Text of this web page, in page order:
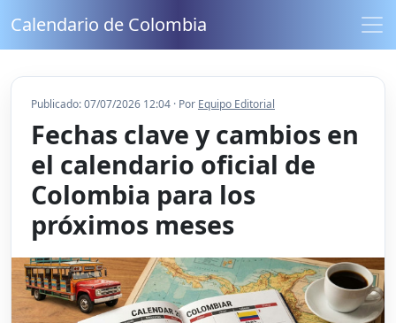
Calendario de Colombia
Publicado: 07/07/2026 12:04 · Por Equipo Editorial
Fechas clave y cambios en
el calendario oficial de
Colombia para los
próximos meses